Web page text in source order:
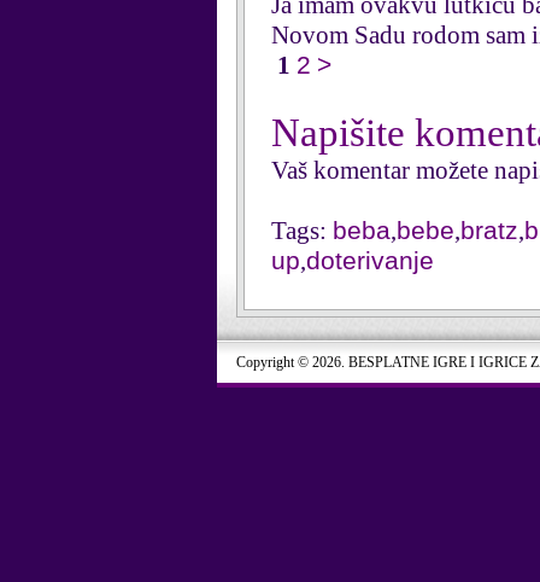
Novom Sadu rodom sam
1 2 >
Napišite
Vaš komentar možete
Tags: beba,bebe,bratz,
up,doterivanje
Copyright © 2026. BESPLATNE IGRE I IGRICE